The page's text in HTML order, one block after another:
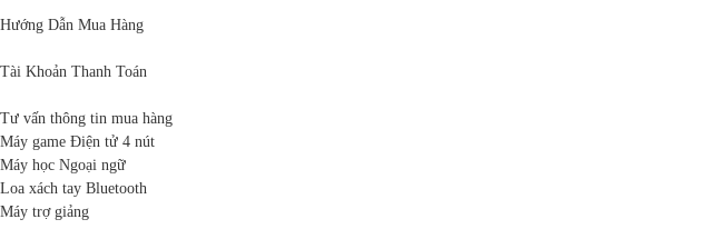
Hướng Dẫn Mua Hàng
Tài Khoản Thanh Toán
Tư vấn thông tin mua hàng
Máy game Điện tử 4 nút
Máy học Ngoại ngữ
Loa xách tay Bluetooth
Máy trợ giảng